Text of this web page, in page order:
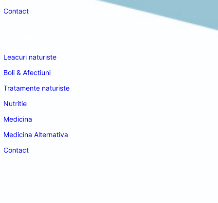
Contact
Leacuri naturiste
Boli & Afectiuni
Tratamente naturiste
Nutritie
Medicina
Medicina Alternativa
Contact